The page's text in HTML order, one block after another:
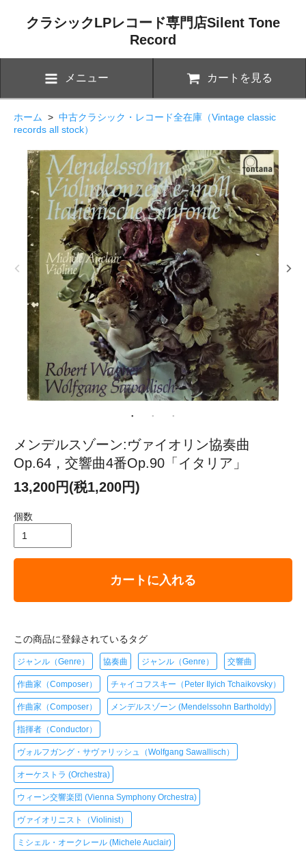
クラシックLPレコード専門店Silent Tone
Record
メニュー カートを見る
ホーム > 中古クラシック・レコード全在庫（Vintage classic
records all stock）
メンデルスゾーン:ヴァイオリン協奏曲
Op.64，交響曲4番Op.90「イタリア」
13,200円(税1,200円)
個数
カートに入れる
この商品に登録されているタグ
ジャンル（Genre） 協奏曲 ジャンル（Genre） 交響曲
作曲家（Composer） チャイコフスキー（Peter Ilyich Tchaikovsky）
作曲家（Composer） メンデルスゾーン (Mendelssohn Bartholdy)
指揮者（Conductor）
ヴォルフガング・サヴァリッシュ（Wolfgang Sawallisch）
オーケストラ (Orchestra)
ウィーン交響楽団 (Vienna Symphony Orchestra)
ヴァイオリニスト（Violinist）
ミシェル・オークレール (Michele Auclair)